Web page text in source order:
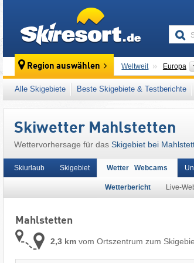
Region auswählen Weltweit Europa
Dieser Ort liegt auch in:
Alle Skigebiete Beste Skigebiete & Testberichte
Skiwetter Mahlstetten
Wettervorhersage für das Skigebiet bei
Skiurlaub Skigebiet Wetter Webcams
Wetterbericht Live-
Mahlstetten
2,3 kmvom Ortszentrum zum